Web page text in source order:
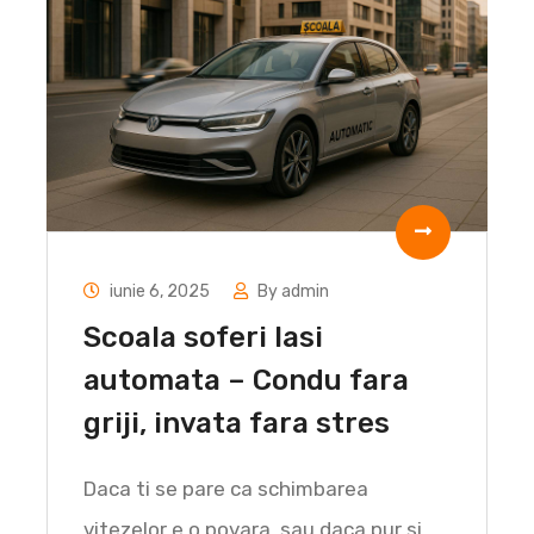
iunie 6, 2025 By admin
Scoala soferi Iasi
automata – Condu fara
griji, invata fara stres
Daca ti se pare ca schimbarea
vitezelor e o povara, sau daca pur si